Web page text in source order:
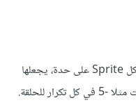
بعد ترتيب الصور يجب كتابة كود برمجي لكل Sprite على حدة، يجعلها
تتحرك بشكل مستمر نحو اليسار بمقدار ثابت مثلا -5 في كل تكرار للحلقة.